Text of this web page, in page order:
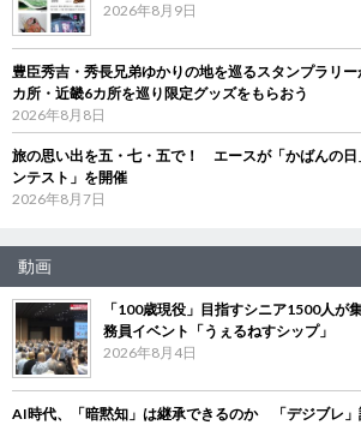
2026年8月9日
豊臣秀吉・秀長兄弟ゆかりの地を巡るスタンプラリ
カ所・近畿6カ所を巡り限定グッズをもらおう
2026年8月8日
旅の思い出を五・七・五で！ エースが「かばんの日
ンテスト」を開催
2026年8月7日
動画
「100歳現役」目指すシニア1500人
務員イベント「うぇるねすシップ」
2026年8月4日
AI時代、「暗黙知」は継承できるのか 「デジブレ